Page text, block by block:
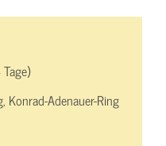
Konrad-Adenauer-Ring